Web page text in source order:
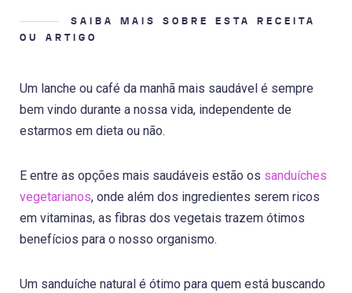
SAIBA MAIS SOBRE ESTA RECEITA
OU ARTIGO
Um lanche ou café da manhã mais saudável é sempre
bem vindo durante a nossa vida, independente de
estarmos em dieta ou não.
E entre as opções mais saudáveis estão os sanduíches
vegetarianos, onde além dos ingredientes serem ricos
em vitaminas, as fibras dos vegetais trazem ótimos
benefícios para o nosso organismo.
Um sanduíche natural é ótimo para quem está buscando